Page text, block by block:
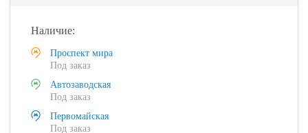
Наличие:
Проспект мира
Под заказ
Автозаводская
Под заказ
Первомайская
Под заказ